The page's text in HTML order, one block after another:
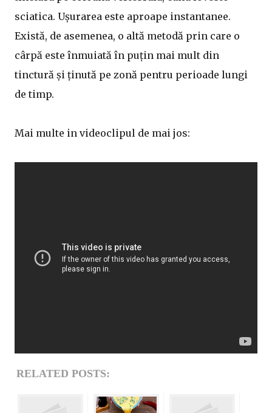
sciatica. Ușurarea este aproape instantanee.
Există, de asemenea, o altă metodă prin care o
cârpă este înmuiată în puțin mai mult din
tinctură și ținută pe zonă pentru perioade lungi
de timp.
Mai multe in videoclipul de mai jos:
RELATED POSTS: